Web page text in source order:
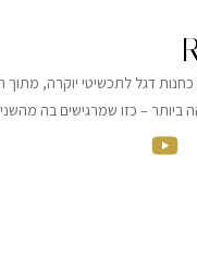
נולדה בפברואר 2020 כחנות דגל לתכשיטי יוקרה,
ביותר – כזו שמרגישים בה